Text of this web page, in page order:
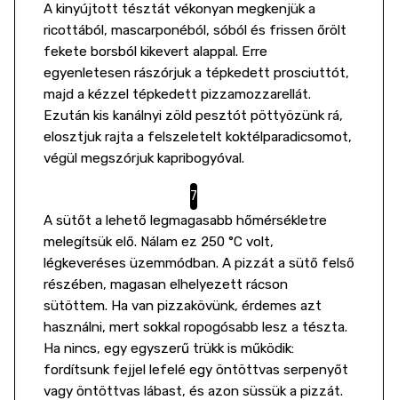
A kinyújtott tésztát vékonyan megkenjük a
ricottából, mascarponéból, sóból és frissen őrölt
fekete borsból kikevert alappal. Erre
egyenletesen rászórjuk a tépkedett prosciuttót,
majd a kézzel tépkedett pizzamozzarellát.
Ezután kis kanálnyi zöld pesztót pöttyözünk rá,
elosztjuk rajta a felszeletelt koktélparadicsomot,
végül megszórjuk kapribogyóval.
A sütőt a lehető legmagasabb hőmérsékletre
melegítsük elő. Nálam ez 250 °C volt,
légkeveréses üzemmódban. A pizzát a sütő felső
részében, magasan elhelyezett rácson
sütöttem. Ha van pizzakövünk, érdemes azt
használni, mert sokkal ropogósabb lesz a tészta.
Ha nincs, egy egyszerű trükk is működik:
fordítsunk fejjel lefelé egy öntöttvas serpenyőt
vagy öntöttvas lábast, és azon süssük a pizzát.